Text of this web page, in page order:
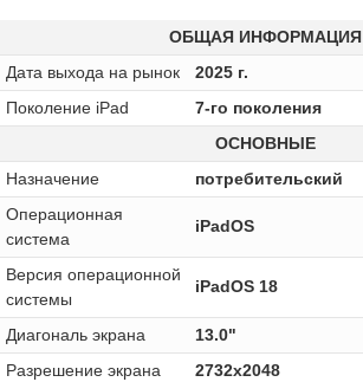
ОБЩАЯ ИНФОРМАЦИЯ
Дата выхода на рынок
2025 г.
Поколение iPad
7-го поколения
ОСНОВНЫЕ
Назначение
потребительский
Операционная
система
iPadOS
Версия операционной
системы
iPadOS 18
Диагональ экрана
13.0"
Разрешение экрана
2732x2048